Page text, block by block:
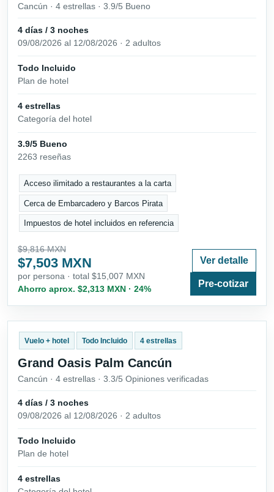
Cancún · 4 estrellas · 3.9/5 Bueno
4 días / 3 noches
09/08/2026 al 12/08/2026 · 2 adultos
Todo Incluido
Plan de hotel
4 estrellas
Categoría del hotel
3.9/5 Bueno
2263 reseñas
Acceso ilimitado a restaurantes a la carta
Cerca de Embarcadero y Barcos Pirata
Impuestos de hotel incluidos en referencia
$9,816 MXN
$7,503 MXN
por persona · total $15,007 MXN
Ahorro aprox. $2,313 MXN · 24%
Ver detalle
Pre-cotizar
Vuelo + hotel Todo Incluido 4 estrellas
Grand Oasis Palm Cancún
Cancún · 4 estrellas · 3.3/5 Opiniones verificadas
4 días / 3 noches
09/08/2026 al 12/08/2026 · 2 adultos
Todo Incluido
Plan de hotel
4 estrellas